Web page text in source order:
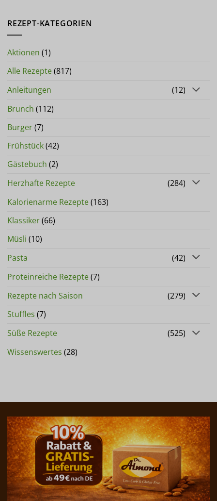
REZEPT-KATEGORIEN
Aktionen (1)
Alle Rezepte(817)
Anleitungen
(12)
Brunch (112)
Burger(7)
Frühstück(42)
Gästebuch (2)
Herzhafte Rezepte
(284)
Kalorienarme Rezepte(163)
Klassiker(66)
Müsli (10)
Pasta
(42)
Proteinreiche Rezepte(7)
Rezepte nach Saison
(279)
Stuffles (7)
Süße Rezepte
(525)
Wissenswertes (28)